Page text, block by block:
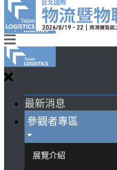
最新消息
參觀者專區
展覽介紹